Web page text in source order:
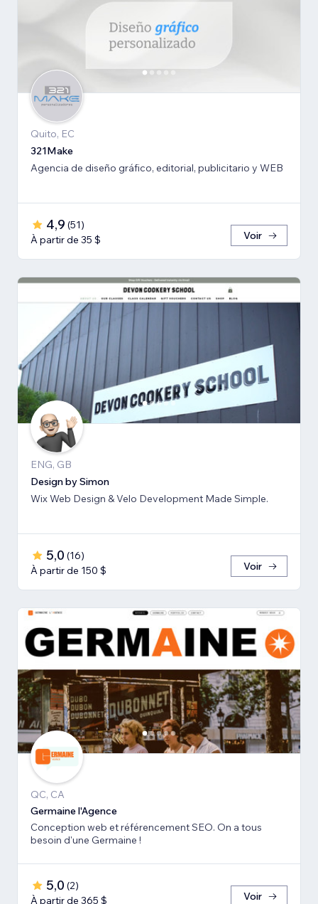
Quito, EC
321Make
Agencia de diseño gráfico, editorial, publicitario y WEB
4,9 (51)
À partir de 35 $
Voir
ENG, GB
Design by Simon
Wix Web Design & Velo Development Made Simple.
5,0 (16)
À partir de 150 $
Voir
QC, CA
Germaine l'Agence
Conception web et référencement SEO. On a tous
besoin d'une Germaine !
5,0 (2)
À partir de 365 $
Voir